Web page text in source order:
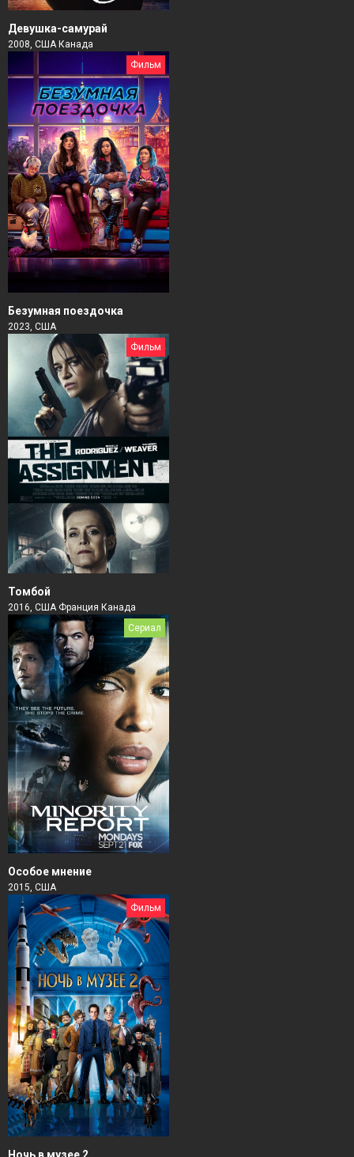
Девушка-самурай
2008, США Канада
Фильм
Безумная поездочка
2023, США
Фильм
Томбой
2016, США Франция Канада
Сериал
Особое мнение
2015, США
Фильм